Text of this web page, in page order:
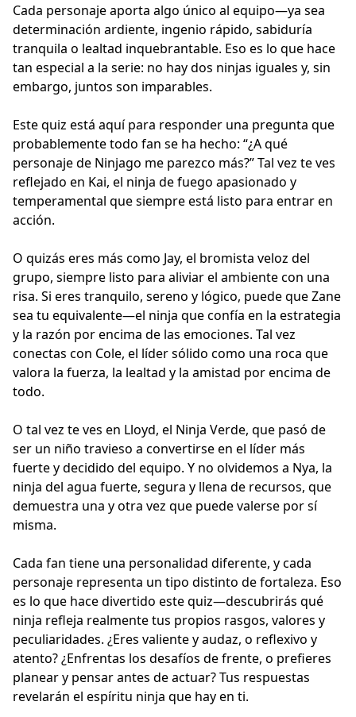
Cada personaje aporta algo único al equipo—ya sea
determinación ardiente, ingenio rápido, sabiduría
tranquila o lealtad inquebrantable. Eso es lo que hace
tan especial a la serie: no hay dos ninjas iguales y, sin
embargo, juntos son imparables.
Este quiz está aquí para responder una pregunta que
probablemente todo fan se ha hecho: “¿A qué
personaje de Ninjago me parezco más?” Tal vez te ves
reflejado en Kai, el ninja de fuego apasionado y
temperamental que siempre está listo para entrar en
acción.
O quizás eres más como Jay, el bromista veloz del
grupo, siempre listo para aliviar el ambiente con una
risa. Si eres tranquilo, sereno y lógico, puede que Zane
sea tu equivalente—el ninja que confía en la estrategia
y la razón por encima de las emociones. Tal vez
conectas con Cole, el líder sólido como una roca que
valora la fuerza, la lealtad y la amistad por encima de
todo.
O tal vez te ves en Lloyd, el Ninja Verde, que pasó de
ser un niño travieso a convertirse en el líder más
fuerte y decidido del equipo. Y no olvidemos a Nya, la
ninja del agua fuerte, segura y llena de recursos, que
demuestra una y otra vez que puede valerse por sí
misma.
Cada fan tiene una personalidad diferente, y cada
personaje representa un tipo distinto de fortaleza. Eso
es lo que hace divertido este quiz—descubrirás qué
ninja refleja realmente tus propios rasgos, valores y
peculiaridades. ¿Eres valiente y audaz, o reflexivo y
atento? ¿Enfrentas los desafíos de frente, o prefieres
planear y pensar antes de actuar? Tus respuestas
revelarán el espíritu ninja que hay en ti.